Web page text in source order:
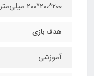
200*200*200 میلی‌متر
هدف بازی
آموزشی